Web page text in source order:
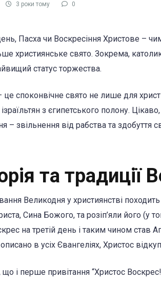
3 роки тому 0
Пасха чи Воскресіння Христове –
християнське свято. Зокрема,
статус торжества.
це споконвічне свято не лише для
з єгипетського полону.
– звільнення від рабства та здобуття
та традиції
Великодня у християнстві
Сина Божого, та розіп’яли його
на третій день і таким чином
в усіх Євангеліях, Христос
що і перше привітання “Христос